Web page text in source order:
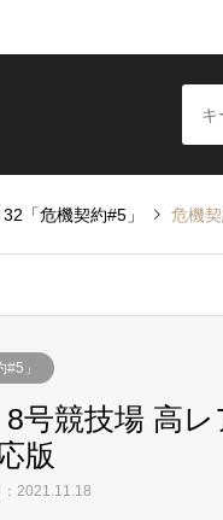
「危機契約#5」 危機
」
号競技場 高
版
2021.11.18